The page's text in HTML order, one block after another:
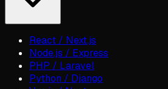
React / Next.js
Node.js / Express
PHP / Laravel
Python / Django